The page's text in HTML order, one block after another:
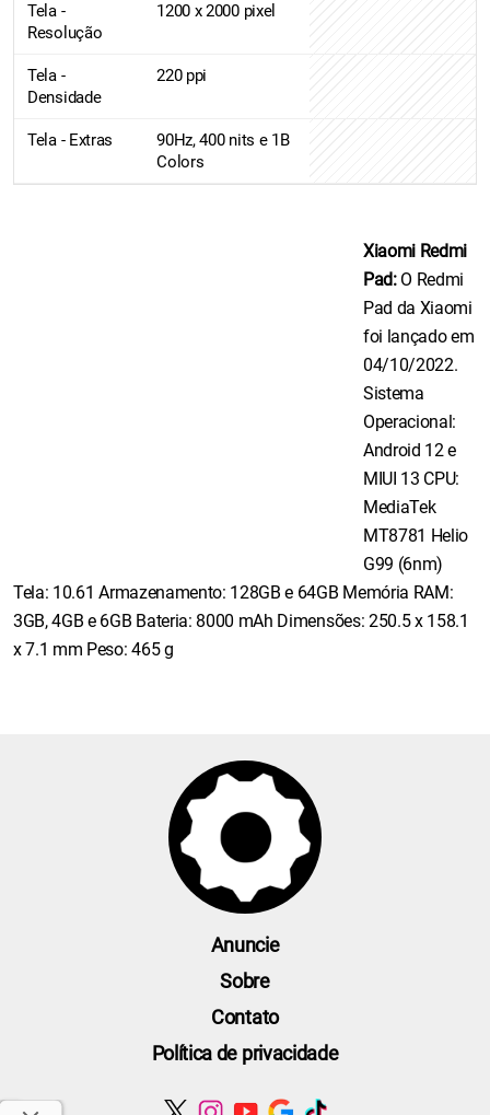
Tela -
Resolução
1200 x 2000 pixel
Tela -
Densidade
220 ppi
Tela - Extras
90Hz, 400 nits e 1B
Colors
Xiaomi Redmi
Pad:O Redmi
Pad da Xiaomi
foi lançado em
04/10/2022.
Sistema
Operacional:
Android 12 e
MIUI 13 CPU:
MediaTek
MT8781 Helio
G99 (6nm)
Tela: 10.61 Armazenamento: 128GB e 64GB Memória RAM:
3GB, 4GB e 6GB Bateria: 8000 mAh Dimensões: 250.5 x 158.1
x 7.1 mm Peso: 465 g
Anuncie
Sobre
Contato
Política de privacidade